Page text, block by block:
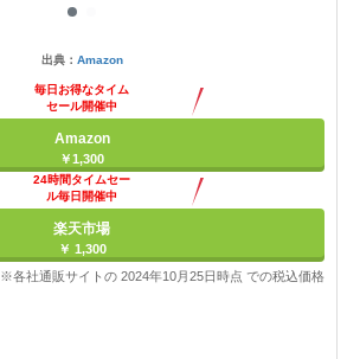
出典： Amazon
毎日お得なタイム
セール開催中
Amazon
￥1,300
24時間タイムセー
ル毎日開催中
楽天市場
￥ 1,300
※各社通販サイトの 2024年10月25日時点 での税込価格